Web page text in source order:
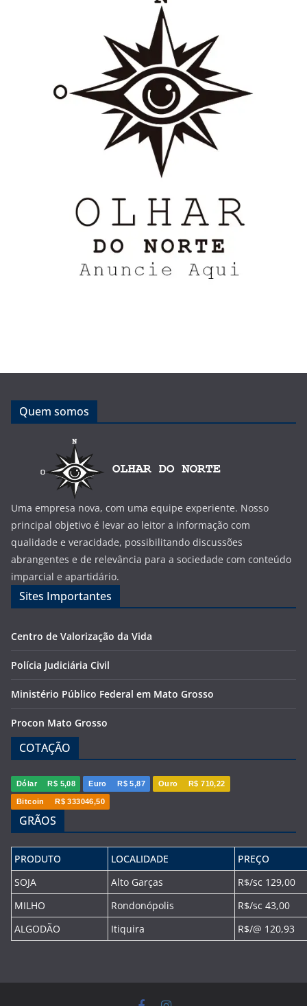
Quem somos
Uma empresa nova, com uma equipe experiente. Nosso
principal objetivo é levar ao leitor a informação com
qualidade e veracidade, possibilitando discussões
abrangentes e de relevância para a sociedade com conteúdo
imparcial e apartidário.
Sites Importantes
Centro de Valorização da Vida
Polícia Judiciária Civil
Ministério Público Federal em Mato Grosso
Procon Mato Grosso
COTAÇÃO
Dólar R$ 5,08 Euro R$ 5,87 Ouro R$ 710,22
Bitcoin R$ 333046,50
GRÃOS
PRODUTO LOCALIDADE
PREÇO
SOJA
Alto Garças
R$/sc 129,00
MILHO
Rondonópolis
R$/sc 43,00
ALGODÃO
Itiquira R$/@ 120,93